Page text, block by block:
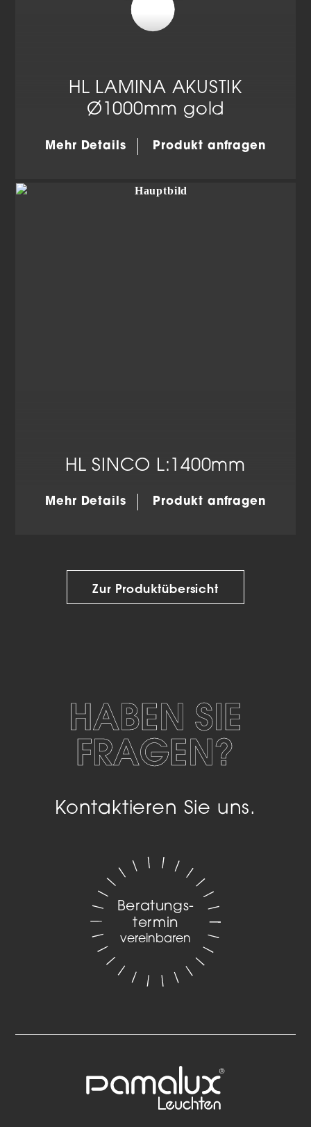
HL LAMINA AKUSTIK
Ø1000mm gold
Mehr Details Produkt anfragen
HL SINCO L:1400mm
Mehr Details Produkt anfragen
Zur Produktübersicht
HABEN SIE
FRAGEN?
Kontaktieren Sie uns.
Beratungs­
termin
vereinbaren